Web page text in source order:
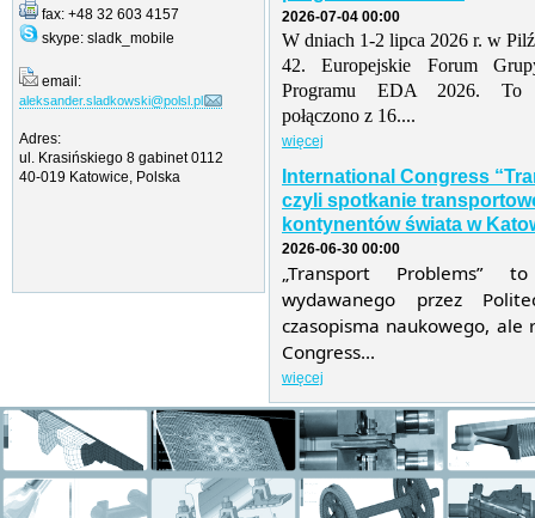
fax: +48 32 603 4157
skype: sladk_mobile
email:
aleksander.sladkowski@polsl.pl
Adres:
ul. Krasińskiego 8 gabinet 0112
40-019 Katowice, Polska
2026-07-04 00:00
W dniach 1-2 lipca 2026 r. w
42. Europejskie Forum
Programu EDA 2026. To
połączono z 16....
więcej
International Congress
czyli spotkanie
kontynentów świata w
2026-06-30 00:00
„Transport
wydawanego przez
czasopisma naukowego,
Congress...
więcej